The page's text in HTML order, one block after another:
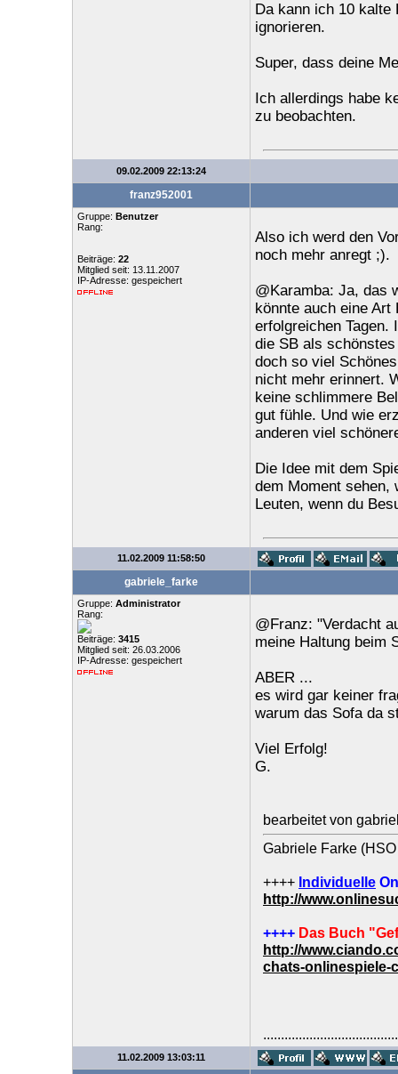
Da kann ich 10 kalte
ignorieren.
Super, dass deine
Ich allerdings habe
zu beobachten.
09.02.2009 22:13:24
franz952001
Gruppe: Benutzer
Rang:
Beiträge: 22
Mitglied seit: 13.11.2007
IP-Adresse: gespeichert
Also ich werd den
noch mehr anregt ;).
@Karamba: Ja, das
könnte auch eine Art
erfolgreichen Tagen.
die SB als
doch so viel
nicht mehr erinnert.
keine schlimmere
gut fühle. Und wie
anderen viel
Die Idee mit dem
dem Moment sehen,
Leuten, wenn du
11.02.2009 11:58:50
gabriele_farke
Gruppe: Administrator
Rang:
Beiträge: 3415
Mitglied seit: 26.03.2006
IP-Adresse: gespeichert
@Franz: "Verdacht
meine Haltung beim
ABER ...
es wird gar keiner
warum das Sofa da
Viel Erfolg!
G.
bearbeitet von
Gabriele Farke (HSO
++++ Individuelle
http://
++++ Das Buch
http://
chats-onlinespiele-
11.02.2009 13:03:11